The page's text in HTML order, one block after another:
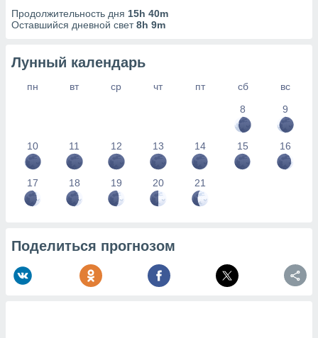
Продолжительность дня 15h 40m
Оставшийся дневной свет8h 9m
Лунный календарь
пн вт ср чт пт сб
вс
8
9
10 11 12 13 14 15 16
17 18 19 20 21
Поделиться прогнозом